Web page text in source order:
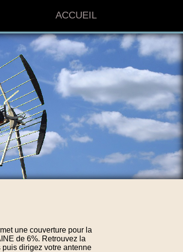
ACCUEIL
une couverture pour la
de 6%. Retrouvez la
dirigez votre antenne